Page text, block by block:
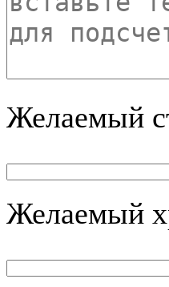
Желаемый
Желаемый